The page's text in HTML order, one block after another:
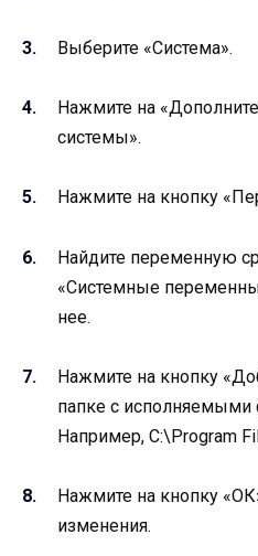
Выберите «Система».
Нажмите на
системы».
Нажмите на кнопку
Найдите переменную
«Системные
нее.
Нажмите на кнопку
папке с исполняемыми
Например, C:\Program
Нажмите на кнопку
изменения.